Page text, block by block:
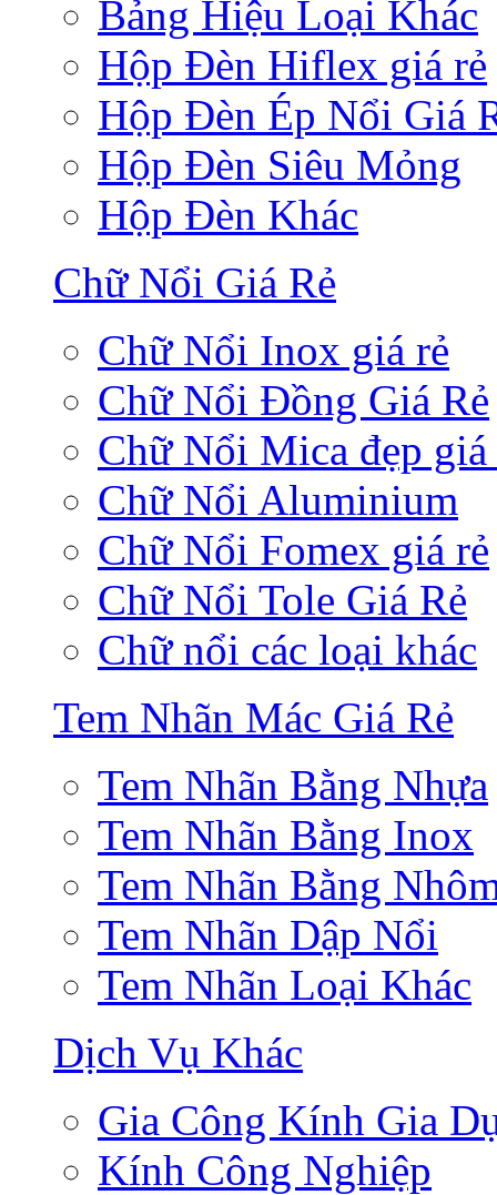
Bảng Hiệu Loại Khác
Hộp Đèn Hiflex giá rẻ
Hộp Đèn Ép Nổi Giá
Hộp Đèn Siêu Mỏng
Hộp Đèn Khác
Chữ Nổi Giá Rẻ
Chữ Nổi Inox giá rẻ
Chữ Nổi Đồng Giá Rẻ
Chữ Nổi Mica đẹp giá
Chữ Nổi Aluminium
Chữ Nổi Fomex giá rẻ
Chữ Nổi Tole Giá Rẻ
Chữ nổi các loại khác
Tem Nhãn Mác Giá Rẻ
Tem Nhãn Bằng Nhựa
Tem Nhãn Bằng Inox
Tem Nhãn Bằng
Tem Nhãn Dập Nổi
Tem Nhãn Loại Khác
Dịch Vụ Khác
Gia Công Kính Gia
Kính Công Nghiệp